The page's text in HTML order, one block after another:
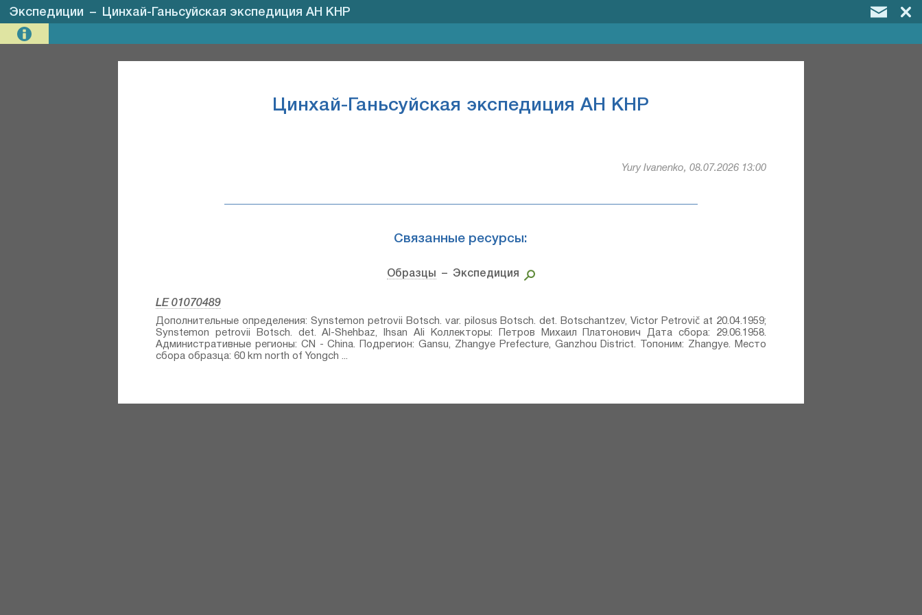
Экспедиции – Цинхай-Ганьсуйская экспедиция АН КНР
Цинхай-Ганьсуйская экспедиция АН КНР
Yury Ivanenko, 08.07.2026 13:00
Связанные ресурсы:
Образцы – Экспедиция
LE 01070489
Дополнительные определения: Synstemon petrovii Botsch. var. pilosus Botsch.⁣ det. Botschantzev, Victor Petrovič at 20.04.1959;
Synstemon petrovii Botsch.⁣ det. Al-Shehbaz, Ihsan Ali Коллекторы: Петров Михаил Платонович Дата сбора: 29.06.1958.
Административные регионы: CN - China. Подрегион: Gansu, Zhangye Prefecture, Ganzhou District. Топоним: Zhangye. Место
сбора образца: 60 km north of Yongch ...